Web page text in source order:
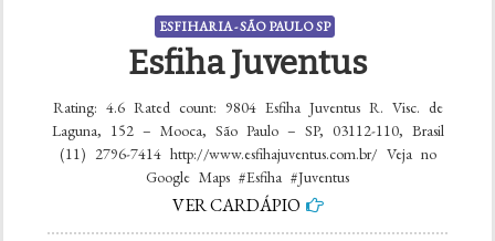
ESFIHARIA - SÃO PAULO SP
Esfiha Juventus
Rating: 4.6 Rated count: 9804 Esfiha Juventus R. Visc. de
Laguna, 152 – Mooca, São Paulo – SP, 03112-110, Brasil
(11) 2796-7414 http://www.esfihajuventus.com.br/ Veja no
Google Maps #Esfiha #Juventus
VER CARDÁPIO